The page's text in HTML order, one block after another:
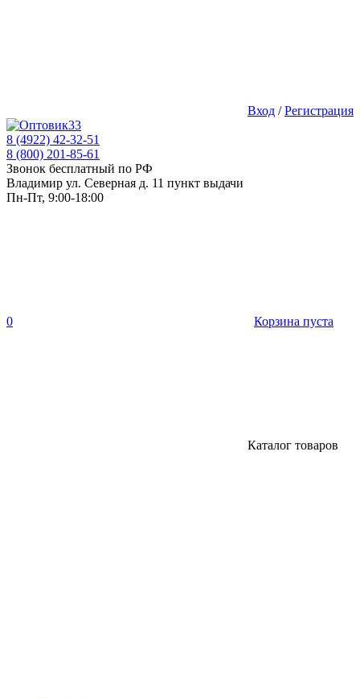
Вход /Регистрация
8 (4922) 42-32-51
8 (800) 201-85-61
Звонок бесплатный по РФ
Владимир ул. Северная д. 11 пункт выдачи
Пн-Пт, 9:00-18:00
0 Корзина пуста
Каталог товаров